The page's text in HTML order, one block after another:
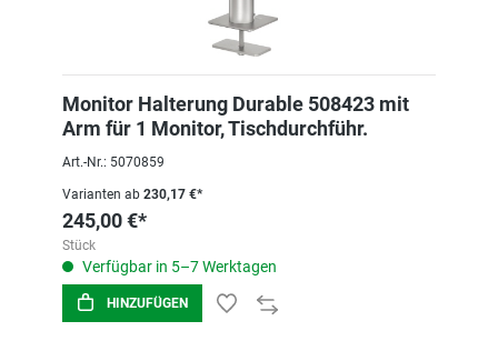
Monitor Halterung Durable 508423 mit
Arm für 1 Monitor, Tischdurchführ.
Art.-Nr.: 5070859
Varianten ab 230,17 €*
245,00 €*
Stück
Verfügbar in 5–7 Werktagen
HINZUFÜGEN